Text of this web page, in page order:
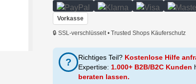
Vorkasse
🔒 SSL-verschlüsselt • Trusted Shops Käuferschutz
? Richtiges Teil? Kostenlose Hilfe
Expertise: 1.000+ B2B/B2C Kunden
beraten lassen.